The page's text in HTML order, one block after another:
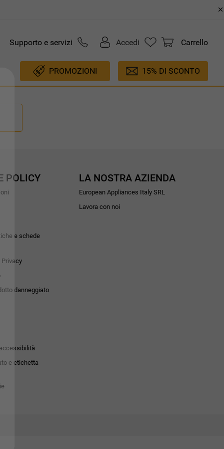
Supporto e servizi Accedi Carrello
PROMOZIONI 15% DI SCONTO
POLICY
e schede
danneggiato
e etichetta
LA NOSTRA AZIENDA
European Appliances Italy SRL
Lavora con noi